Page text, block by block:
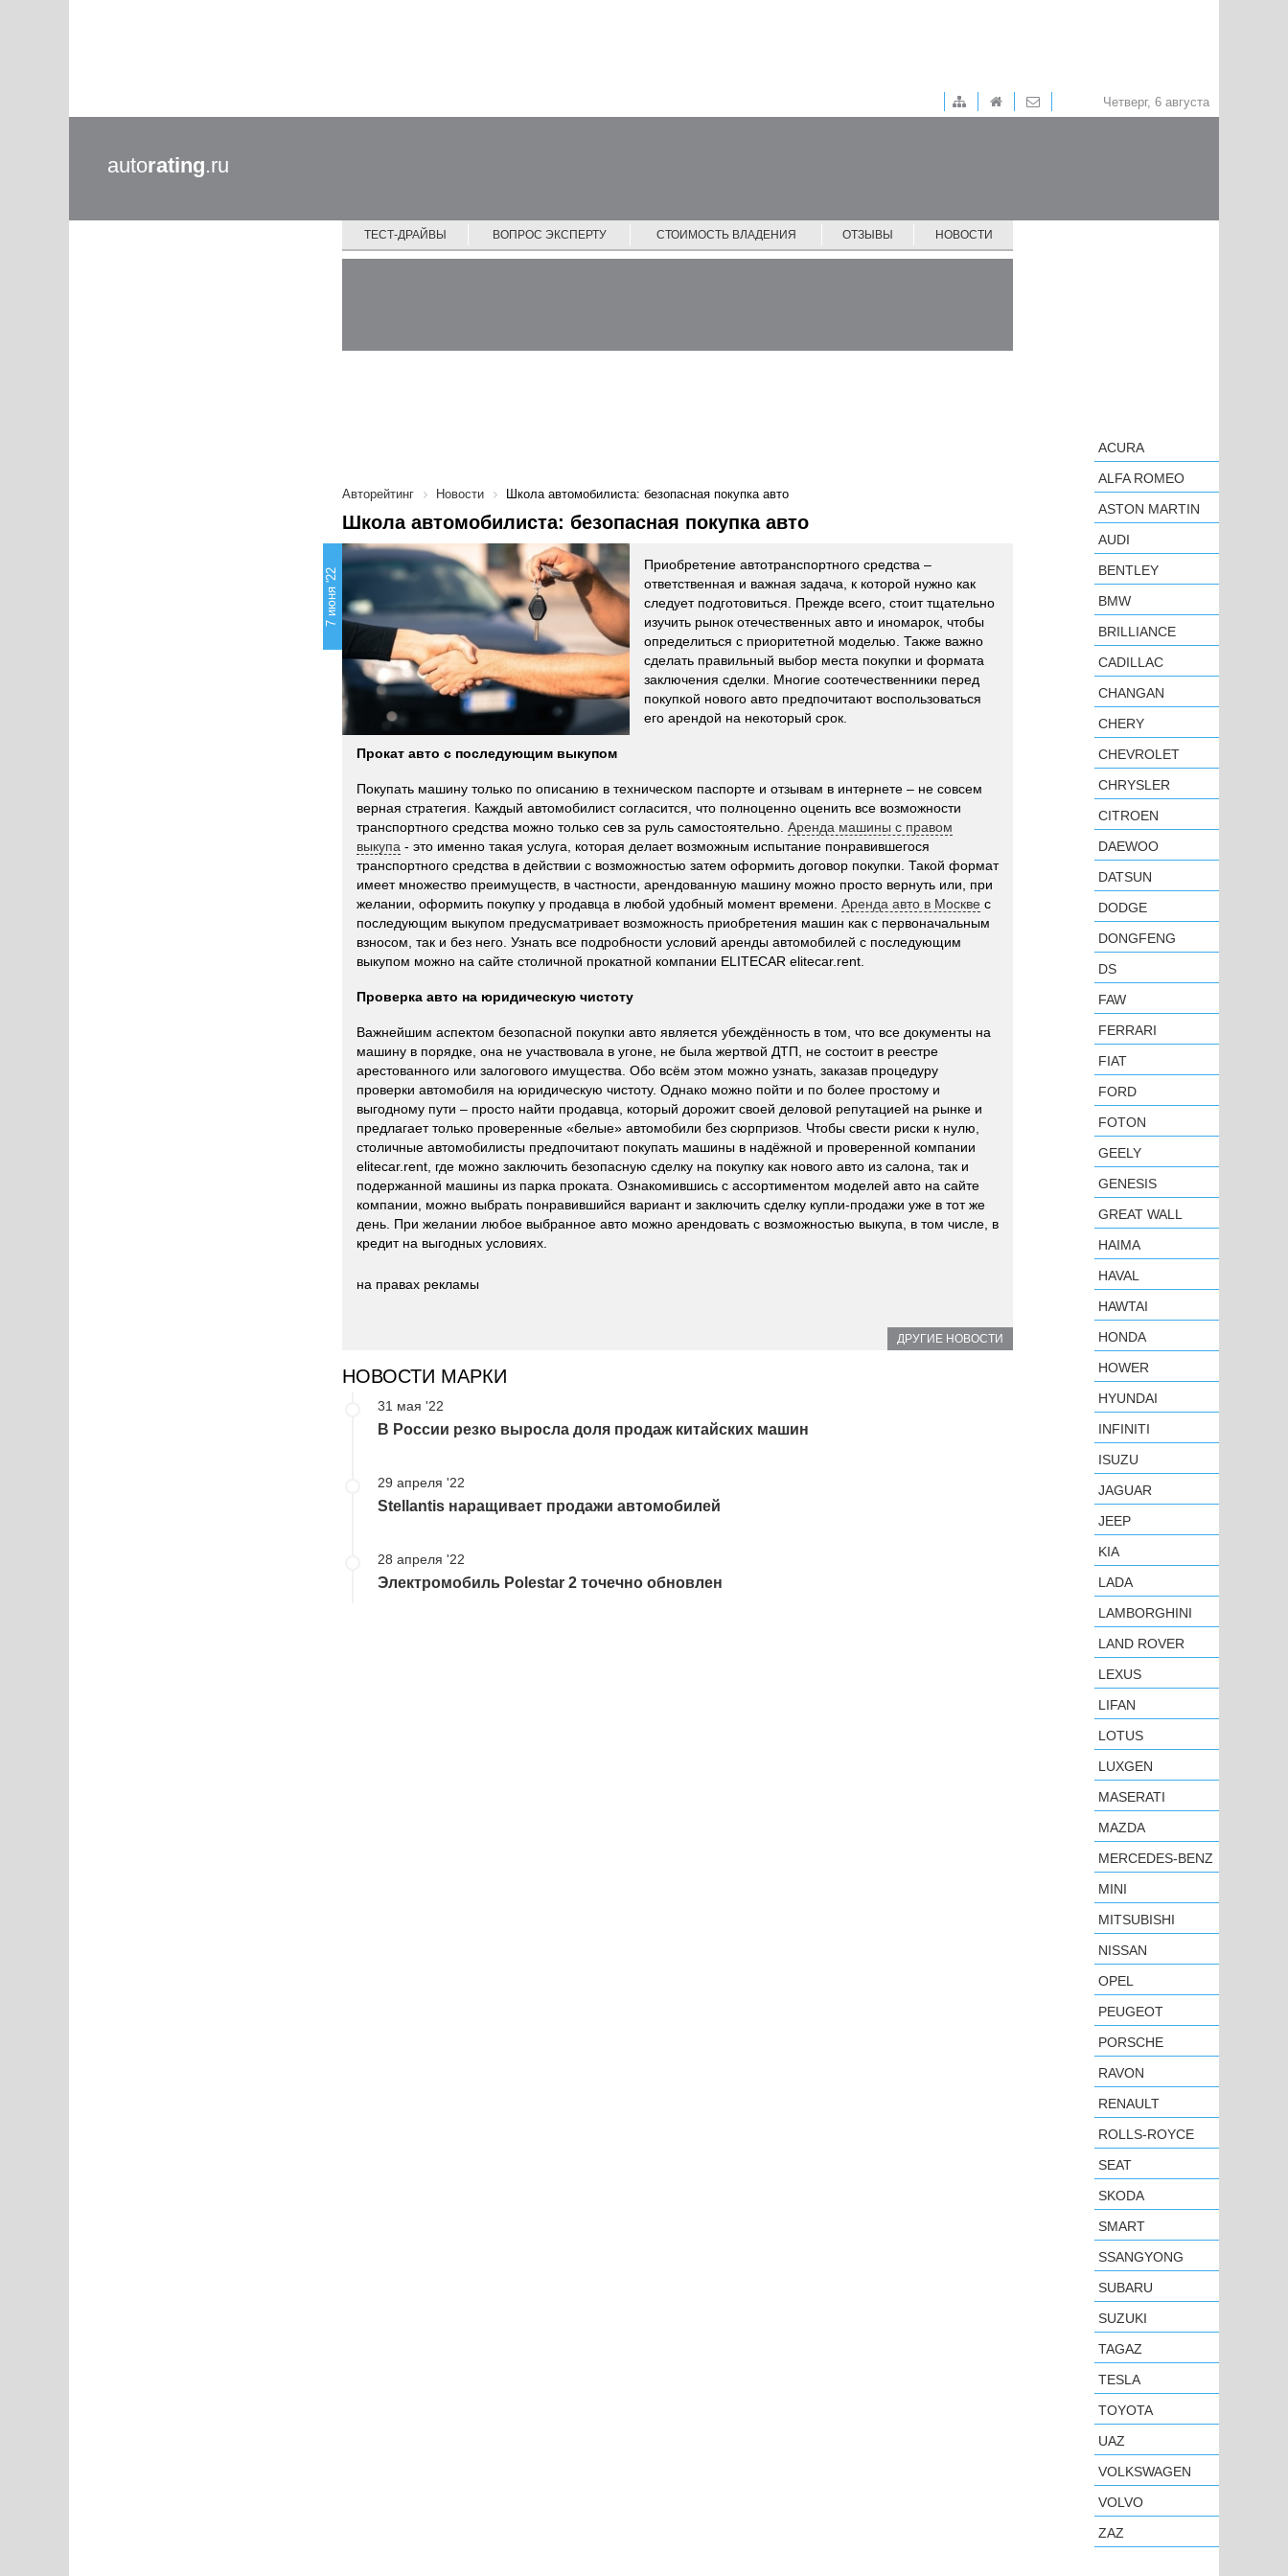
Четверг, 6 августа
autorating.ru
ТЕСТ-ДРАЙВЫ ВОПРОС ЭКСПЕРТУ СТОИМОСТЬ ВЛАДЕНИЯ ОТЗЫВЫ НОВОСТИ
Авторейтинг Новости Школа автомобилиста: безопасная покупка авто
Школа автомобилиста: безопасная покупка авто
7 июня '22
Приобретение автотранспортного средства –
ответственная и важная задача, к которой нужно как
следует подготовиться. Прежде всего, стоит тщательно
изучить рынок отечественных авто и иномарок, чтобы
определиться с приоритетной моделью. Также важно
сделать правильный выбор места покупки и формата
заключения сделки. Многие соотечественники перед
покупкой нового авто предпочитают воспользоваться
его арендой на некоторый срок.
Прокат авто с последующим выкупом
Покупать машину только по описанию в техническом паспорте и отзывам в интернете – не совсем
верная стратегия. Каждый автомобилист согласится, что полноценно оценить все возможности
транспортного средства можно только сев за руль самостоятельно. Аренда машины с правом
выкупа - это именно такая услуга, которая делает возможным испытание понравившегося
транспортного средства в действии с возможностью затем оформить договор покупки. Такой формат
имеет множество преимуществ, в частности, арендованную машину можно просто вернуть или, при
желании, оформить покупку у продавца в любой удобный момент времени. Аренда авто в Москве с
последующим выкупом предусматривает возможность приобретения машин как с первоначальным
взносом, так и без него. Узнать все подробности условий аренды автомобилей с последующим
выкупом можно на сайте столичной прокатной компании ELITECAR elitecar.rent.
Проверка авто на юридическую чистоту
Важнейшим аспектом безопасной покупки авто является убеждённость в том, что все документы на
машину в порядке, она не участвовала в угоне, не была жертвой ДТП, не состоит в реестре
арестованного или залогового имущества. Обо всём этом можно узнать, заказав процедуру
проверки автомобиля на юридическую чистоту. Однако можно пойти и по более простому и
выгодному пути – просто найти продавца, который дорожит своей деловой репутацией на рынке и
предлагает только проверенные «белые» автомобили без сюрпризов. Чтобы свести риски к нулю,
столичные автомобилисты предпочитают покупать машины в надёжной и проверенной компании
elitecar.rent, где можно заключить безопасную сделку на покупку как нового авто из салона, так и
подержанной машины из парка проката. Ознакомившись с ассортиментом моделей авто на сайте
компании, можно выбрать понравившийся вариант и заключить сделку купли-продажи уже в тот же
день. При желании любое выбранное авто можно арендовать с возможностью выкупа, в том числе, в
кредит на выгодных условиях.
на правах рекламы
ДРУГИЕ НОВОСТИ
НОВОСТИ МАРКИ
31 мая '22
В России резко выросла доля продаж китайских машин
29 апреля '22
Stellantis наращивает продажи автомобилей
28 апреля '22
Электромобиль Polestar 2 точечно обновлен
ACURA
ALFA ROMEO
ASTON MARTIN
AUDI
BENTLEY
BMW
BRILLIANCE
CADILLAC
CHANGAN
CHERY
CHEVROLET
CHRYSLER
CITROEN
DAEWOO
DATSUN
DODGE
DONGFENG
DS
FAW
FERRARI
FIAT
FORD
FOTON
GEELY
GENESIS
GREAT WALL
HAIMA
HAVAL
HAWTAI
HONDA
HOWER
HYUNDAI
INFINITI
ISUZU
JAGUAR
JEEP
KIA
LADA
LAMBORGHINI
LAND ROVER
LEXUS
LIFAN
LOTUS
LUXGEN
MASERATI
MAZDA
MERCEDES-BENZ
MINI
MITSUBISHI
NISSAN
OPEL
PEUGEOT
PORSCHE
RAVON
RENAULT
ROLLS-ROYCE
SEAT
SKODA
SMART
SSANGYONG
SUBARU
SUZUKI
TAGAZ
TESLA
TOYOTA
UAZ
VOLKSWAGEN
VOLVO
ZAZ